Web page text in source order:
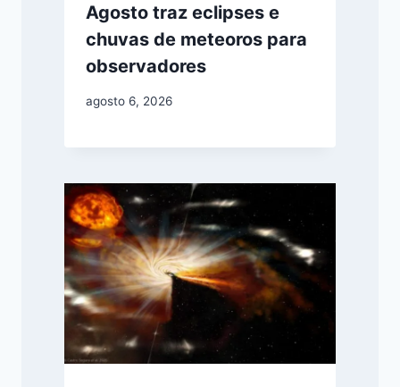
Agosto traz eclipses e
chuvas de meteoros para
observadores
agosto 6, 2026